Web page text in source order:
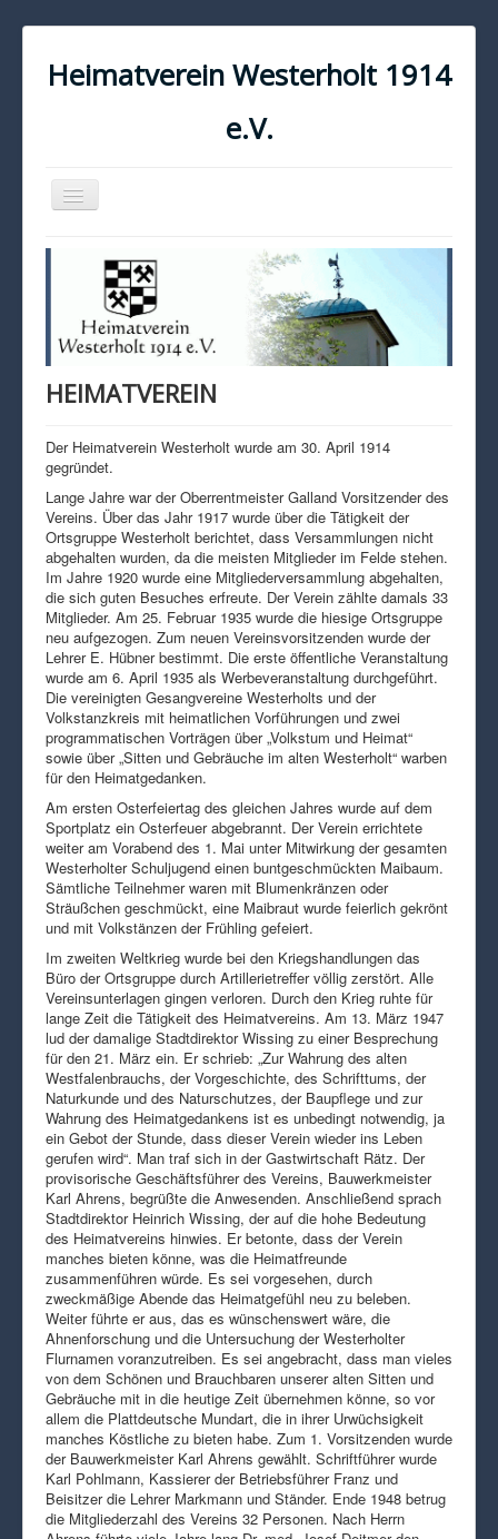
Heimatverein Westerholt 1914
e.V.
Navigation
an/aus
KONTAKT
IMPRESSUM
DATENSCHUTZ
HEIMATVEREIN
Der Heimatverein Westerholt wurde am 30. April 1914
gegründet.
Lange Jahre war der Oberrentmeister Galland Vorsitzender des
Vereins. Über das Jahr 1917 wurde über die Tätigkeit der
Ortsgruppe Westerholt berichtet, dass Versammlungen nicht
abgehalten wurden, da die meisten Mitglieder im Felde stehen.
Im Jahre 1920 wurde eine Mitgliederversammlung abgehalten,
die sich guten Besuches erfreute. Der Verein zählte damals 33
Mitglieder. Am 25. Februar 1935 wurde die hiesige Ortsgruppe
neu aufgezogen. Zum neuen Vereinsvorsitzenden wurde der
Lehrer E. Hübner bestimmt. Die erste öffentliche Veranstaltung
wurde am 6. April 1935 als Werbeveranstaltung durchgeführt.
Die vereinigten Gesangvereine Westerholts und der
Volkstanzkreis mit heimatlichen Vorführungen und zwei
programmatischen Vorträgen über „Volkstum und Heimat“
sowie über „Sitten und Gebräuche im alten Westerholt“ warben
für den Heimatgedanken.
Am ersten Osterfeiertag des gleichen Jahres wurde auf dem
Sportplatz ein Osterfeuer abgebrannt. Der Verein errichtete
weiter am Vorabend des 1. Mai unter Mitwirkung der gesamten
Westerholter Schuljugend einen buntgeschmückten Maibaum.
Sämtliche Teilnehmer waren mit Blumenkränzen oder
Sträußchen geschmückt, eine Maibraut wurde feierlich gekrönt
und mit Volkstänzen der Frühling gefeiert.
Im zweiten Weltkrieg wurde bei den Kriegshandlungen das
Büro der Ortsgruppe durch Artillerietreffer völlig zerstört. Alle
Vereinsunterlagen gingen verloren. Durch den Krieg ruhte für
lange Zeit die Tätigkeit des Heimatvereins. Am 13. März 1947
lud der damalige Stadtdirektor Wissing zu einer Besprechung
für den 21. März ein. Er schrieb: „Zur Wahrung des alten
Westfalenbrauchs, der Vorgeschichte, des Schrifttums, der
Naturkunde und des Naturschutzes, der Baupflege und zur
Wahrung des Heimatgedankens ist es unbedingt notwendig, ja
ein Gebot der Stunde, dass dieser Verein wieder ins Leben
gerufen wird“. Man traf sich in der Gastwirtschaft Rätz. Der
provisorische Geschäftsführer des Vereins, Bauwerkmeister
Karl Ahrens, begrüßte die Anwesenden. Anschließend sprach
Stadtdirektor Heinrich Wissing, der auf die hohe Bedeutung
des Heimatvereins hinwies. Er betonte, dass der Verein
manches bieten könne, was die Heimatfreunde
zusammenführen würde. Es sei vorgesehen, durch
zweckmäßige Abende das Heimatgefühl neu zu beleben.
Weiter führte er aus, das es wünschenswert wäre, die
Ahnenforschung und die Untersuchung der Westerholter
Flurnamen voranzutreiben. Es sei angebracht, dass man vieles
von dem Schönen und Brauchbaren unserer alten Sitten und
Gebräuche mit in die heutige Zeit übernehmen könne, so vor
allem die Plattdeutsche Mundart, die in ihrer Urwüchsigkeit
manches Köstliche zu bieten habe. Zum 1. Vorsitzenden wurde
der Bauwerkmeister Karl Ahrens gewählt. Schriftführer wurde
Karl Pohlmann, Kassierer der Betriebsführer Franz und
Beisitzer die Lehrer Markmann und Ständer. Ende 1948 betrug
die Mitgliederzahl des Vereins 32 Personen. Nach Herrn